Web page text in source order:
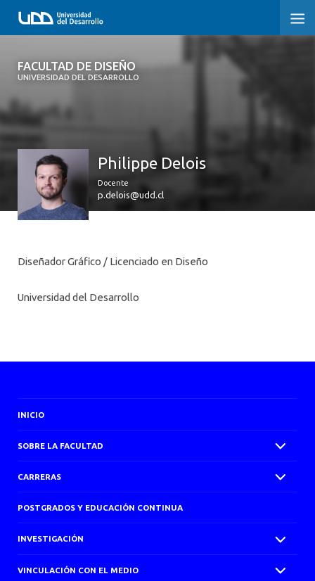
FACULTAD DE DISEÑO
UNIVERSIDAD DEL DESARROLLO
FACULTAD DE DISEÑO
INICIO
CARRERAS
POSTGRADOS Y EDUCACIÓN CONTINUA
INVESTIGACIÓN
Philippe Delois
Docente
p.delois@udd.cl
Diseñador Gráfico / Licenciado en Diseño
Universidad del Desarrollo
INICIO
SOBRE LA FACULTAD
CARRERAS
POSTGRADOS Y EDUCACIÓN CONTINUA
INVESTIGACIÓN
VINCULACIÓN CON EL MEDIO